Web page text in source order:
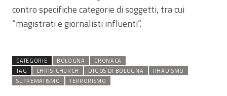
contro specifiche categorie di soggetti, tra cui
“magistrati e giornalisti influenti”.
CATEGORIE BOLOGNA
CRONACA
TAG
CHRISTCHURCH DIGOS DI BOLOGNA
JIHADISMO
SUPREMATISMO
TERRORISMO